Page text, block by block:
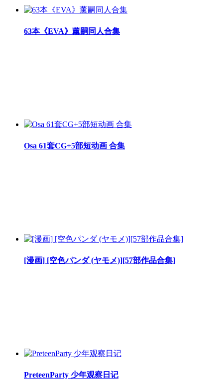
63本《EVA》薰嗣同人合集
Osa 61套CG+5部短动画 合集
[漫画] [空色パンダ (ヤモメ)][57部作品合集]
PreteenParty 少年观察日记